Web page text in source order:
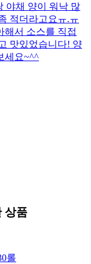
야채 양이 워낙 많
적더라고요ㅠ.ㅠ
해서 소스를 직접
맛있었습니다! 양
세요~^^
상품
롤